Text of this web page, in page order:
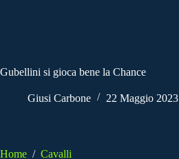
Gubellini si gioca bene la Chance
Giusi Carbone 22 Maggio 2023
Home / Cavalli